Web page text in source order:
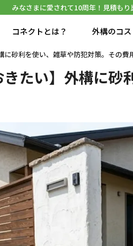
みなさまに愛されて10周年！見積もり
コネクトとは？ 外構のコス
に砂利を使い、雑草や防犯対策。その費
きたい】外構に